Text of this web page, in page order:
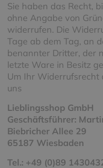
Sie haben das Recht,
ohne Angabe von
widerrufen. Die
Tage ab dem Tag, an
benannter Dritter, der
letzte Ware in Besitz
Um Ihr Widerrufsrecht
uns
Lieblingsshop GmbH
Geschäftsführer:
Biebricher Allee 29
65187 Wiesbaden
Tel.: +49 (0)89